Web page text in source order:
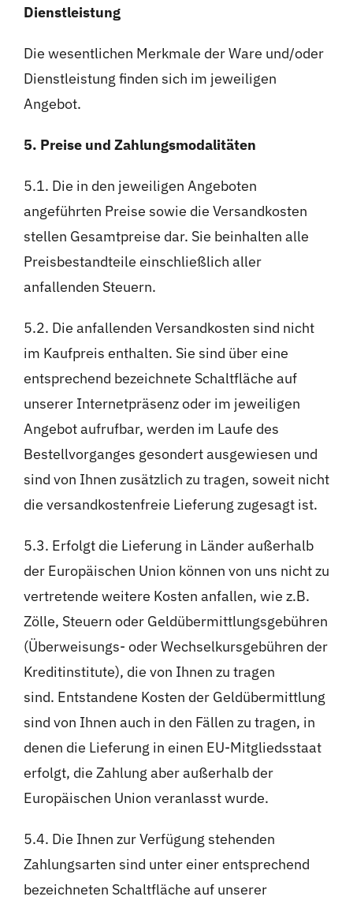
Dienstleistung
Die wesentlichen Merkmale der Ware und/oder
Dienstleistung finden sich im jeweiligen
Angebot.
5. Preise und Zahlungsmodalitäten
5.1. Die in den jeweiligen Angeboten
angeführten Preise sowie die Versandkosten
stellen Gesamtpreise dar. Sie beinhalten alle
Preisbestandteile einschließlich aller
anfallenden Steuern.
5.2. Die anfallenden Versandkosten sind nicht
im Kaufpreis enthalten. Sie sind über eine
entsprechend bezeichnete Schaltfläche auf
unserer Internetpräsenz oder im jeweiligen
Angebot aufrufbar, werden im Laufe des
Bestellvorganges gesondert ausgewiesen und
sind von Ihnen zusätzlich zu tragen, soweit nicht
die versandkostenfreie Lieferung zugesagt ist.
5.3. Erfolgt die Lieferung in Länder außerhalb
der Europäischen Union können von uns nicht zu
vertretende weitere Kosten anfallen, wie z.B.
Zölle, Steuern oder Geldübermittlungsgebühren
(Überweisungs- oder Wechselkursgebühren der
Kreditinstitute), die von Ihnen zu tragen
sind. Entstandene Kosten der Geldübermittlung
sind von Ihnen auch in den Fällen zu tragen, in
denen die Lieferung in einen EU-Mitgliedsstaat
erfolgt, die Zahlung aber außerhalb der
Europäischen Union veranlasst wurde.
5.4. Die Ihnen zur Verfügung stehenden
Zahlungsarten sind unter einer entsprechend
bezeichneten Schaltfläche auf unserer